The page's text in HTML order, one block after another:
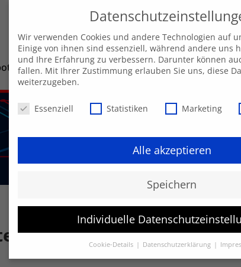
Unsere AKADEMIE EXPRESS-Highlights
Wir verwenden Cookies und andere Technologien auf
Einige von ihnen sind essenziell, während andere uns
und Ihre Erfahrung zu verbessern. Darunter können
fallen. Mit Ihrer Zustimmung erlauben Sie uns, diese
weiterzugeben.
Datenschutzeinstellungen
Essenziell Statistiken Marketing
Alle akzeptieren
Speichern
Individuelle
Cookie-Details Datenschutzerklärung